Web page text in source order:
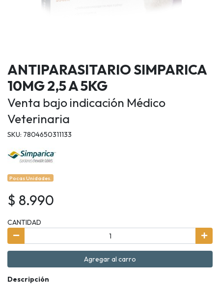
ANTIPARASITARIO SIMPARICA
10MG 2,5 A 5KG
Venta bajo indicación Médico
Veterinaria
SKU: 7804650311133
Pocas Unidades.
$ 8.990
CANTIDAD
Agregar al carro
Descripción